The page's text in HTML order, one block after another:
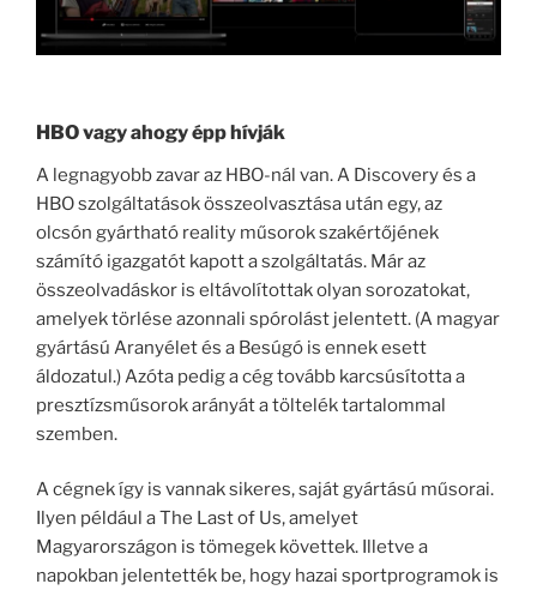
HBO vagy ahogy épp hívják
A legnagyobb zavar az HBO-nál van. A Discovery és a
HBO szolgáltatások összeolvasztása után egy, az
olcsón gyártható reality műsorok szakértőjének
számító igazgatót kapott a szolgáltatás. Már az
összeolvadáskor is eltávolítottak olyan sorozatokat,
amelyek törlése azonnali spórolást jelentett. (A magyar
gyártású Aranyélet és a Besúgó is ennek esett
áldozatul.) Azóta pedig a cég tovább karcsúsította a
presztízsműsorok arányát a töltelék tartalommal
szemben.
A cégnek így is vannak sikeres, saját gyártású műsorai.
Ilyen például a The Last of Us, amelyet
Magyarországon is tömegek követtek. Illetve a
napokban jelentették be, hogy hazai sportprogramok is